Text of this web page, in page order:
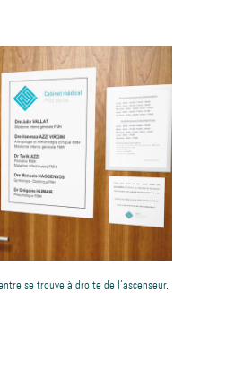
se trouve à droite de l’ascenseur.